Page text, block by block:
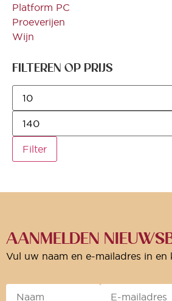
Platform PC
Proeverijen
Wijn
FILTEREN OP PRIJS
Filter
AANMELDEN
Vul uw naam en e-mailadres in en